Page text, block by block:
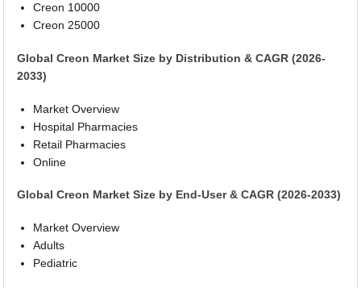
Creon 10000
Creon 25000
Global Creon Market Size by Distribution & CAGR (2026-
2033)
Market Overview
Hospital Pharmacies
Retail Pharmacies
Online
Global Creon Market Size by End-User & CAGR (2026-2033)
Market Overview
Adults
Pediatric